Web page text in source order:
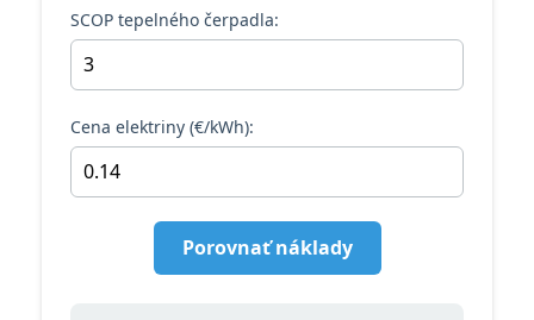
SCOP tepelného čerpadla:
Cena elektriny (€/kWh):
Porovnať náklady